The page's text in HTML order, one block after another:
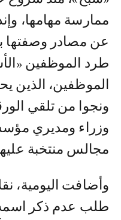
عن مصادر وصفتها
طرد الموظفين
الموظفين، الذين
ونجوا من تلقي
وزراء ومديري
مجالس منتخبة
وأضافت اليومية،
طلب عدم ذكر